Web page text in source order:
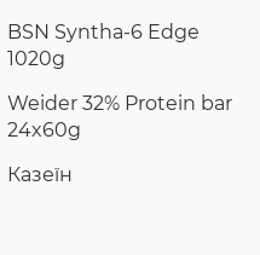
BSN Syntha-6 Edge
1020g
Weider 32% Protein bar
24x60g
Казеїн